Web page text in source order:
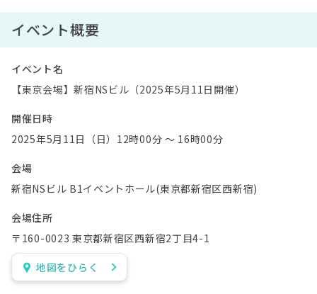
イベント概要
イベント名
【東京会場】新宿NSビル（2025年5月11日開催）
開催日時
2025年5月11日（日）12時00分 〜 16時00分
会場
新宿NSビル B1イベントホール(東京都新宿区西新宿)
会場住所
〒160-0023 東京都新宿区西新宿2丁目4-1
地図をひらく